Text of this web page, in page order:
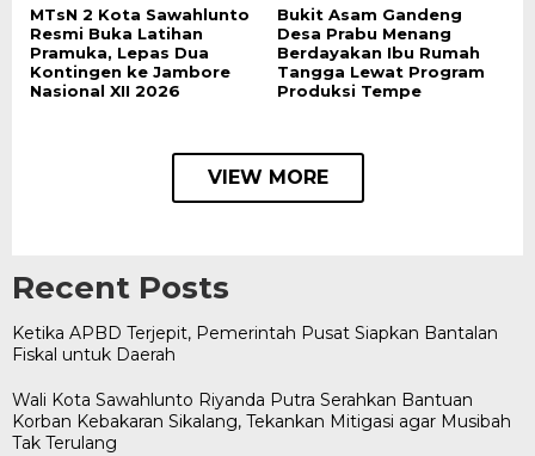
MTsN 2 Kota Sawahlunto
Resmi Buka Latihan
Pramuka, Lepas Dua
Kontingen ke Jambore
Nasional XII 2026
Bukit Asam Gandeng
Desa Prabu Menang
Berdayakan Ibu Rumah
Tangga Lewat Program
Produksi Tempe
VIEW MORE
Recent Posts
Ketika APBD Terjepit, Pemerintah Pusat Siapkan Bantalan
Fiskal untuk Daerah
Wali Kota Sawahlunto Riyanda Putra Serahkan Bantuan
Korban Kebakaran Sikalang, Tekankan Mitigasi agar Musibah
Tak Terulang